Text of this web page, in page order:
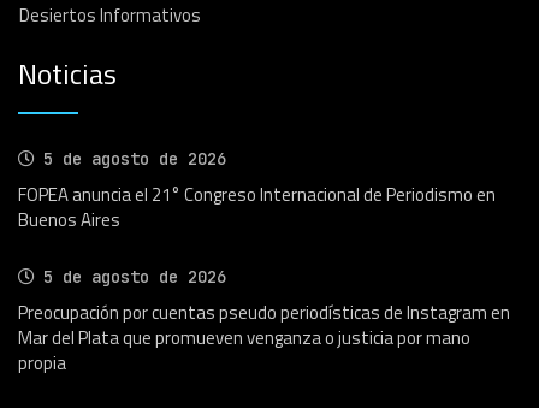
Desiertos Informativos
Noticias
5 de agosto de 2026
FOPEA anuncia el 21° Congreso Internacional de Periodismo en
Buenos Aires
5 de agosto de 2026
Preocupación por cuentas pseudo periodísticas de Instagram en
Mar del Plata que promueven venganza o justicia por mano
propia